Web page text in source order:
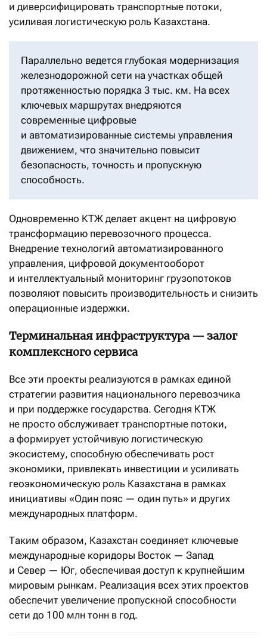
и диверсифицировать транспортные потоки,
усиливая логистическую роль Казахстана.
Параллельно ведется глубокая модернизация
железнодорожной сети на участках общей
протяженностью порядка 3 тыс. км. На всех
ключевых маршрутах внедряются
современные цифровые
и автоматизированные системы управления
движением, что значительно повысит
безопасность, точность и пропускную
способность.
Одновременно КТЖ делает акцент на цифровую
трансформацию перевозочного процесса.
Внедрение технологий автоматизированного
управления, цифровой документооборот
и интеллектуальный мониторинг грузопотоков
позволяют повысить производительность и снизить
операционные издержки.
Терминальная инфраструктура — залог
комплексного сервиса
Все эти проекты реализуются в рамках единой
стратегии развития национального перевозчика
и при поддержке государства. Сегодня КТЖ
не просто обслуживает транспортные потоки,
а формирует устойчивую логистическую
экосистему, способную обеспечивать рост
экономики, привлекать инвестиции и усиливать
геоэкономическую роль Казахстана в рамках
инициативы «Один пояс — один путь» и других
международных платформ.
Таким образом, Казахстан соединяет ключевые
международные коридоры Восток — Запад
и Север — Юг, обеспечивая доступ к крупнейшим
мировым рынкам. Реализация всех этих проектов
обеспечит увеличение пропускной способности
сети до 100 млн тонн в год.